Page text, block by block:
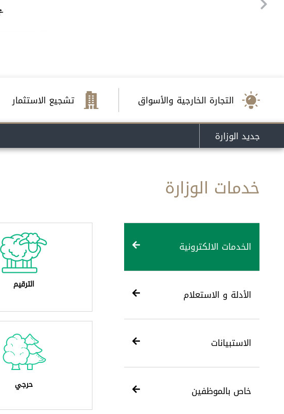
التجارة الخارجية والأسواق تشجيع الاستثمار
جديد الوزارة
خدمات الوزارة
الخدمات الالكترونية
الأدلة و الاستعلام
الاستبيانات
خاص بالموظفين
الترقيم
حرجي